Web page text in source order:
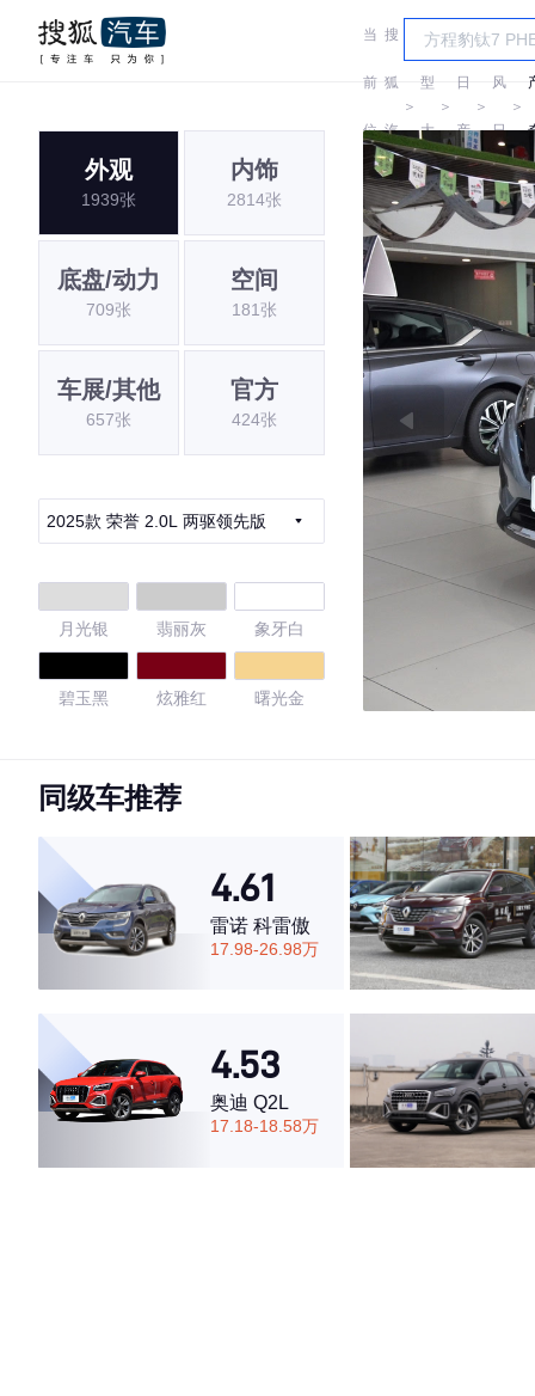
当
前
位
置:
搜
狐
汽
车
＞
车
型
大
全
＞
日
产
＞
东
风
日
产
＞
外观
1939张
内饰
2814张
底盘/动力
709张
空间
181张
车展/其他
657张
官方
424张
2025款 荣誉 2.0L 两驱领先版
月光银 翡丽灰 象牙白
碧玉黑 炫雅红 曙光金
4.65
·外观表现一般，低于80%同级车
·内饰表现一般，低于66%同级车
·空间表现较为优秀，优于64%同级车
同级车推荐
4.61
雷诺 科雷傲
17.98-26.98万
4.53
奥迪 Q2L
17.18-18.58万